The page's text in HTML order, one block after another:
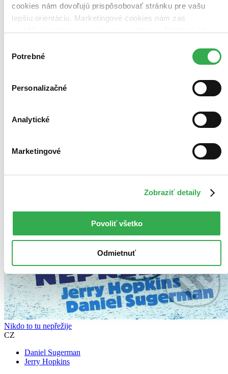
cookies nám dovoľujú prispôsobovať stránku pre vašu
lepšiu orientáciu. Marketingové cookies nám zas
keby sme mohli používať všetky tieto cookies. Ďakujeme!
súhlasu
Potrebné
Personalizačné
Analytické
Marketingové
Zobraziť detaily
Povoliť všetko
Odmietnuť
Nikdo to tu nepřežije
CZ
Daniel Sugerman
Jerry Hopkins